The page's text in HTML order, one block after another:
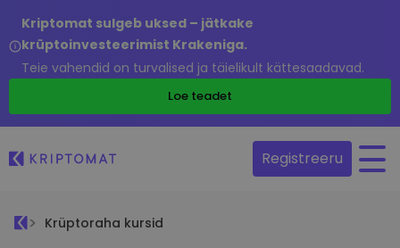
Kriptomat sulgeb uksed – jätkake
krüptoinvesteerimist Krakeniga.
Teie vahendid on turvalised ja täielikult kättesaadavad.
Loe teadet
Registreeru
Krüptoraha kursid